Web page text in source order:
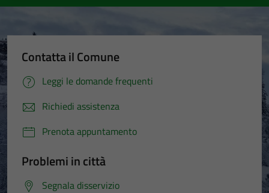
Contatta il Comune
Leggi le domande frequenti
Richiedi assistenza
Prenota appuntamento
Problemi in città
Segnala disservizio